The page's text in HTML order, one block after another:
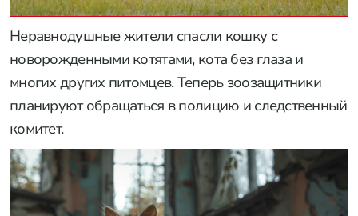
Неравнодушные жители спасли кошку с
новорожденными котятами, кота без глаза и
многих других питомцев. Теперь зоозащитники
планируют обращаться в полицию и следственный
комитет.